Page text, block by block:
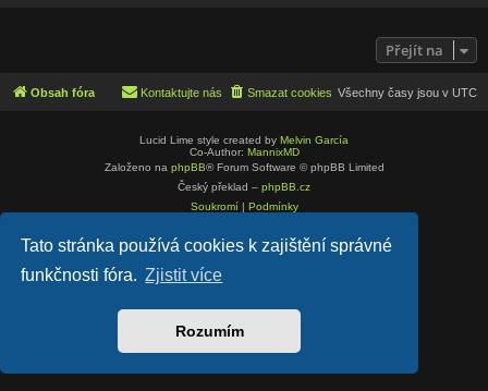
Tato stránka používá cookies k zajištění správné
funkčnosti fóra. Zjistit více
Rozumím
Přejít na
Obsah fóra Všechny časy jsou v UTC
Smazat cookies
Kontaktujte nás
Lucid Lime style created by Melvin García
Co-Author: MannixMD
Založeno na phpBB® Forum Software © phpBB Limited
Český překlad – phpBB.cz
Soukromí| Podmínky